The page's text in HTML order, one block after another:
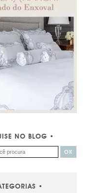
NO BLOG